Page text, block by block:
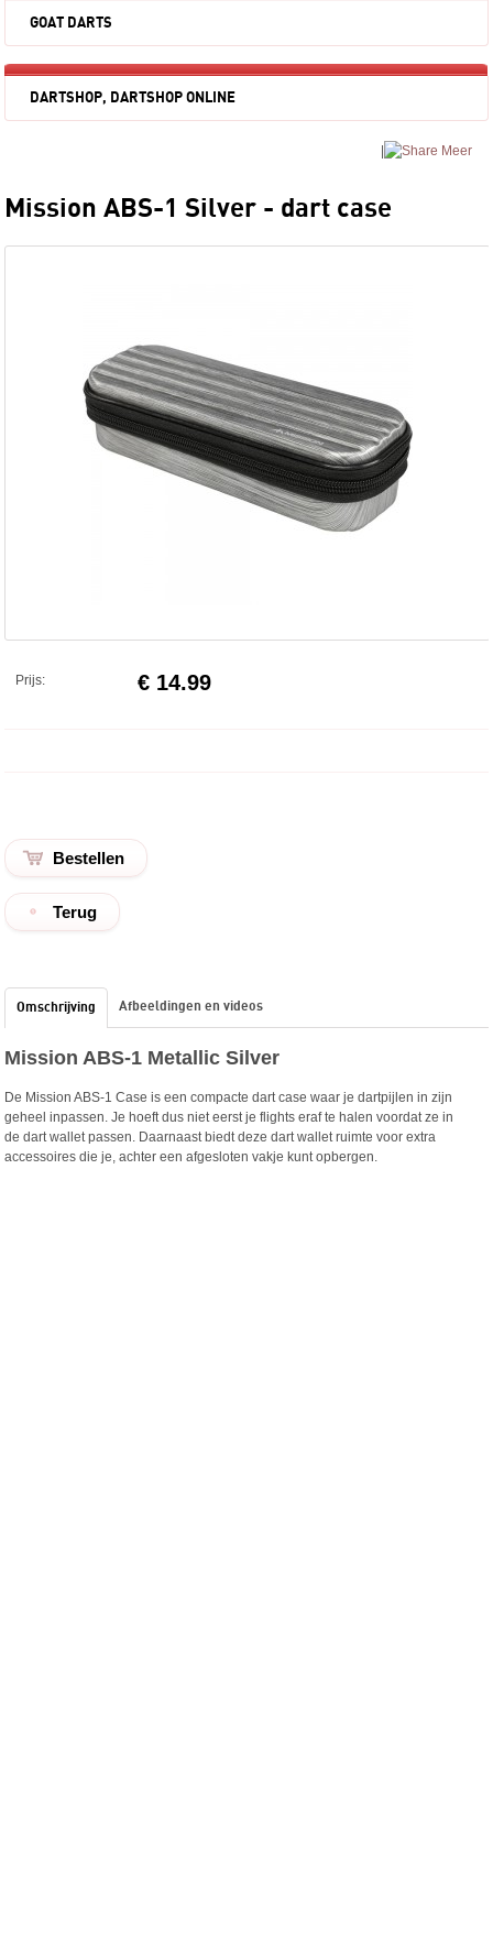
GOAT DARTS
DARTSHOP, DARTSHOP ONLINE
Meer
Mission ABS-1 Silver - dart case
Prijs: € 14.99
Terug
Omschrijving Afbeeldingen en videos
Mission ABS-1 Metallic Silver
De Mission ABS-1 Case is een compacte dart case waar je dartpijlen in zijn
geheel inpassen. Je hoeft dus niet eerst je flights eraf te halen voordat ze in
de dart wallet passen. Daarnaast biedt deze dart wallet ruimte voor extra
accessoires die je, achter een afgesloten vakje kunt opbergen.